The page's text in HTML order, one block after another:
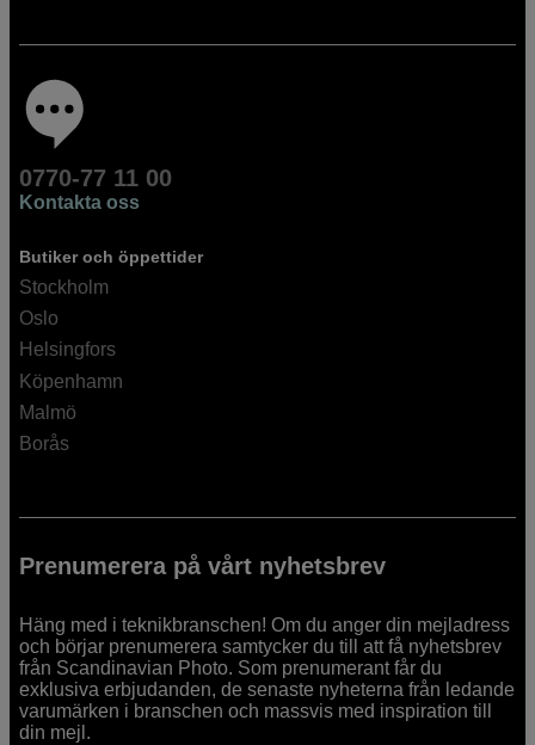
0770-77 11 00
Kontakta oss
Butiker och öppettider
Stockholm
Oslo
Helsingfors
Köpenhamn
Malmö
Borås
Prenumerera på vårt nyhetsbrev
Häng med i teknikbranschen! Om du anger din mejladress
och börjar prenumerera samtycker du till att få nyhetsbrev
från Scandinavian Photo. Som prenumerant får du
exklusiva erbjudanden, de senaste nyheterna från ledande
varumärken i branschen och massvis med inspiration till
din mejl.